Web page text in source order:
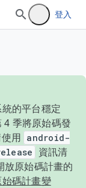
登入
的平台穩定
4 季將原始碼發
用 android-
資訊清
原始碼計畫的
碼計畫變